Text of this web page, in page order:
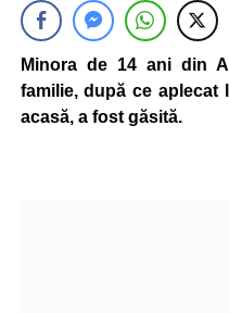
Minora de 14 ani din
familie, după ce aplecat
acasă, a fost găsită.